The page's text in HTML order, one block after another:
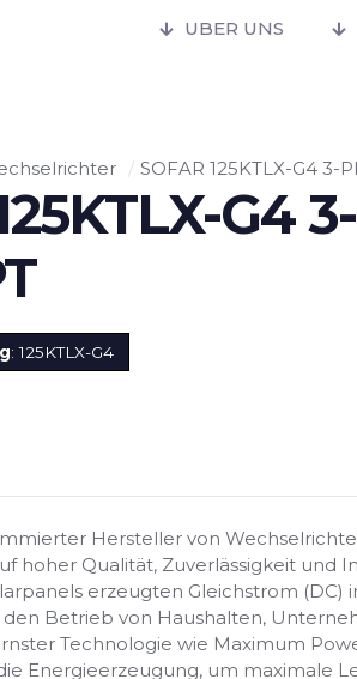
UBER UNS
/ SOFAR 125KTLX-G4 3-
G4
: 125KTLX-G4
Hersteller von
hoher Qualität, Zuverlässigkeit und
erzeugten Gleichstrom (DC)
Betrieb von Haushalten,
Technologie wie Maximum
Energieerzeugung, um maximale